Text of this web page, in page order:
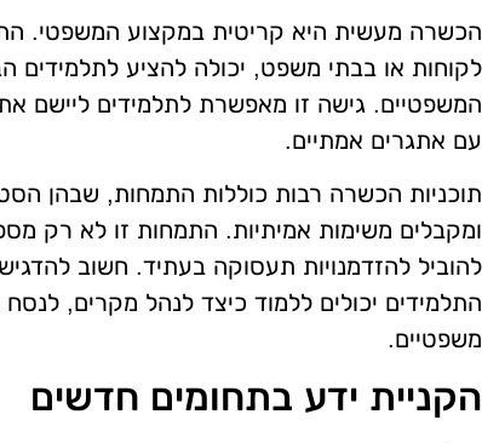
הכשרה מעשית היא קריטית במקצוע המשפטי.
לקוחות או בבתי משפט, יכולה להציע לתלמידים
המשפטיים. גישה זו מאפשרת לתלמידים ליישם
עם אתגרים אמתיים.
תוכניות הכשרה רבות כוללות התמחות, שבהן
ומקבלים משימות אמיתיות. התמחות זו לא רק
להוביל להזדמנויות תעסוקה בעתיד. חשוב
התלמידים יכולים ללמוד כיצד לנהל מקרים,
משפטיים.
הקניית ידע בתחומים חדשים